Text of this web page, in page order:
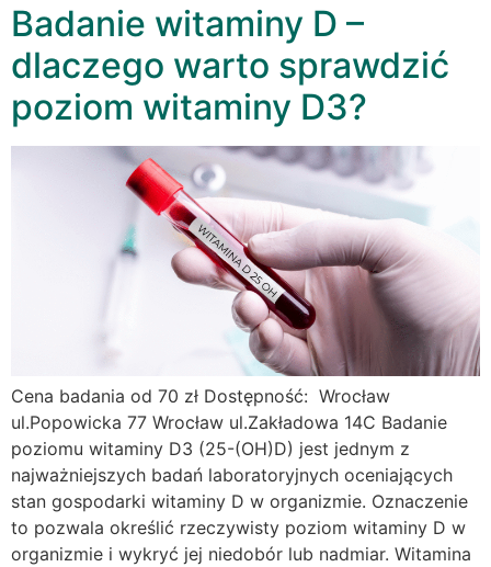
Badanie witaminy D –
dlaczego warto sprawdzić
poziom witaminy D3?
Cena badania od 70 zł Dostępność: Wrocław
ul.Popowicka 77 Wrocław ul.Zakładowa 14C Badanie
poziomu witaminy D3 (25-(OH)D) jest jednym z
najważniejszych badań laboratoryjnych oceniających
stan gospodarki witaminy D w organizmie. Oznaczenie
to pozwala określić rzeczywisty poziom witaminy D w
organizmie i wykryć jej niedobór lub nadmiar. Witamina